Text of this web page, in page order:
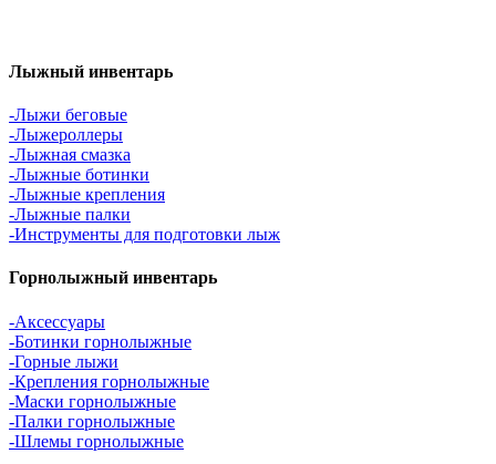
Лыжный инвентарь
-Лыжи беговые
-Лыжероллеры
-Лыжная смазка
-Лыжные ботинки
-Лыжные крепления
-Лыжные палки
-Инструменты для подготовки лыж
Горнолыжный инвентарь
-Аксессуары
-Ботинки горнолыжные
-Горные лыжи
-Крепления горнолыжные
-Маски горнолыжные
-Палки горнолыжные
-Шлемы горнолыжные